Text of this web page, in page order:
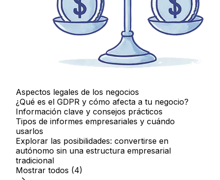
Aspectos legales de los negocios
¿Qué es el GDPR y cómo afecta a tu negocio?
Información clave y consejos prácticos
Tipos de informes empresariales y cuándo
usarlos
Explorar las posibilidades: convertirse en
autónomo sin una estructura empresarial
tradicional
Mostrar todos (4)